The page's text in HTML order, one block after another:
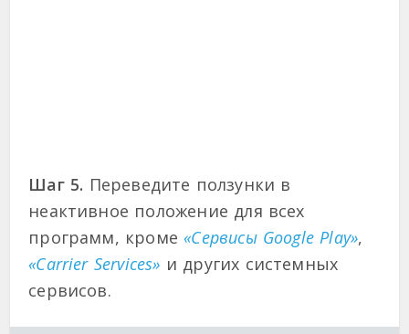
Шаг 5. Переведите ползунки в
неактивное положение для всех
программ, кроме «Сервисы Google Play»,
«Carrier Services» и других системных
сервисов.